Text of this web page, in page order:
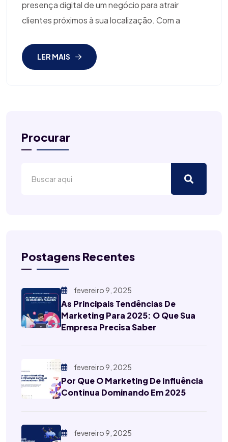
presença digital de um negócio para atrair
clientes próximos à sua localização. Com a
LER MAIS
Procurar
Postagens Recentes
fevereiro 9, 2025
As Principais Tendências De
Marketing Para 2025: O Que Sua
Empresa Precisa Saber
fevereiro 9, 2025
Por Que O Marketing De Influência
Continua Dominando Em 2025
fevereiro 9, 2025